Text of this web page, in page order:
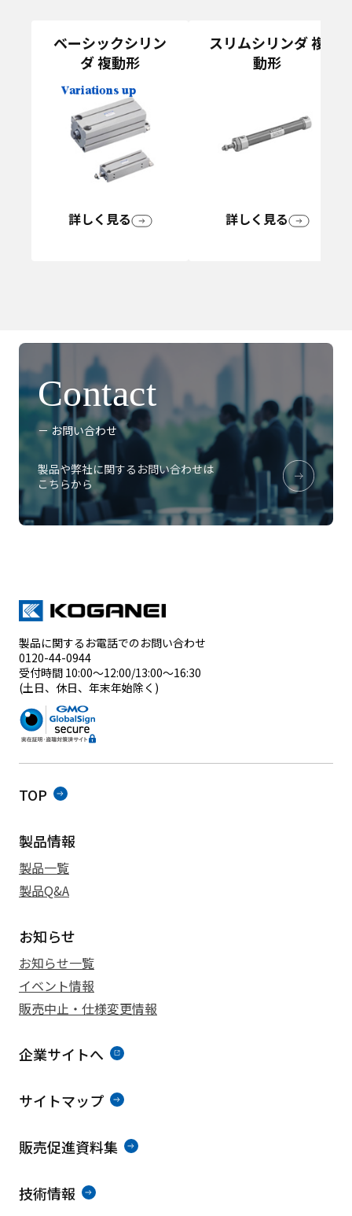
ベーシックシリン
ダ 複動形
詳しく見る
スリムシリンダ 複
動形
詳しく見る
Contact
－ お問い合わせ
製品や弊社に関するお問い合わせは
こちらから
製品に関するお電話でのお問い合わせ
0120-44-0944
受付時間 10:00～12:00/13:00～16:30
(土日、休日、年末年始除く)
TOP
製品情報
製品一覧
製品Q&A
お知らせ
お知らせ一覧
イベント情報
販売中止・仕様変更情報
企業サイトへ
サイトマップ
販売促進資料集
技術情報